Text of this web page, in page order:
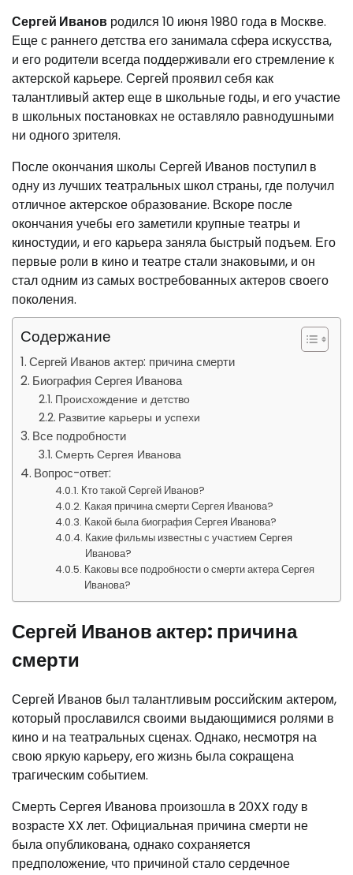
Сергей Иванов родился 10 июня 1980 года в Москве.
Еще с раннего детства его занимала сфера искусства,
и его родители всегда поддерживали его стремление к
актерской карьере. Сергей проявил себя как
талантливый актер еще в школьные годы, и его участие
в школьных постановках не оставляло равнодушными
ни одного зрителя.
После окончания школы Сергей Иванов поступил в
одну из лучших театральных школ страны, где получил
отличное актерское образование. Вскоре после
окончания учебы его заметили крупные театры и
киностудии, и его карьера заняла быстрый подъем. Его
первые роли в кино и театре стали знаковыми, и он
стал одним из самых востребованных актеров своего
поколения.
Содержание
Сергей Иванов актер: причина смерти
Биография Сергея Иванова
Происхождение и детство
Развитие карьеры и успехи
Все подробности
Смерть Сергея Иванова
Вопрос-ответ:
Кто такой Сергей Иванов?
Какая причина смерти Сергея Иванова?
Какой была биография Сергея Иванова?
Какие фильмы известны с участием Сергея
Иванова?
Каковы все подробности о смерти актера Сергея
Иванова?
Сергей Иванов актер: причина
смерти
Сергей Иванов был талантливым российским актером,
который прославился своими выдающимися ролями в
кино и на театральных сценах. Однако, несмотря на
свою яркую карьеру, его жизнь была сокращена
трагическим событием.
Смерть Сергея Иванова произошла в 20XX году в
возрасте XX лет. Официальная причина смерти не
была опубликована, однако сохраняется
предположение, что причиной стало сердечное